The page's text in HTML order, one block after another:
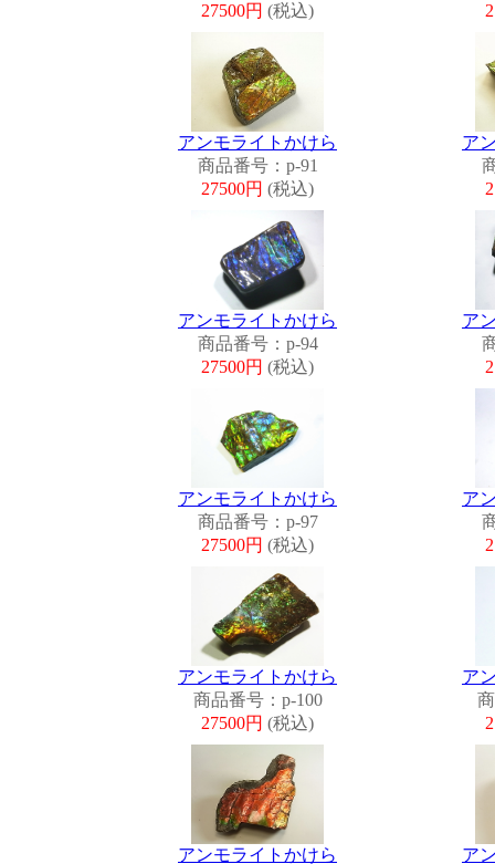
27500円 (税込)
アンモライトかけら
商品番号：p-91
27500円 (税込)
ア
アンモライトかけら
商品番号：p-94
27500円 (税込)
ア
アンモライトかけら
商品番号：p-97
27500円 (税込)
ア
アンモライトかけら
商品番号：p-100
27500円 (税込)
ア
アンモライトかけら
ア